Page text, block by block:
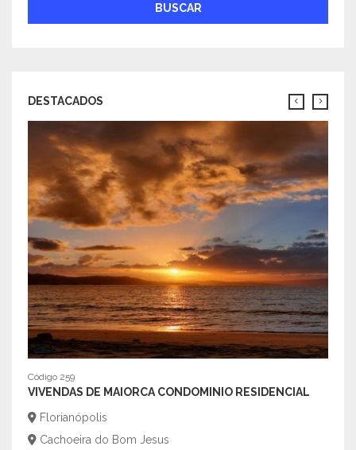
BUSCAR
DESTACADOS
Código 259
VIVENDAS DE MAIORCA CONDOMINIO RESIDENCIAL
Florianópolis
Cachoeira do Bom Jesus